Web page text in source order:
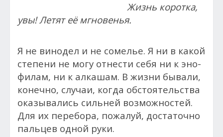
Жизнь коротка,
увы! Летят её мгновенья.
Я не ви­нодел и не со­мелье. Я ни в ка­кой
сте­пени не мо­гу от­нести се­бя ни к эно­
филам, ни к ал­ка­шам. В жизни бывали,
конечно, слу­ча­и, ког­да обстоятельства
ока­зыва­лись силь­ней возможностей.
Для их перебора, пожалуй, дос­та­точ­но
паль­цев од­ной ру­ки.